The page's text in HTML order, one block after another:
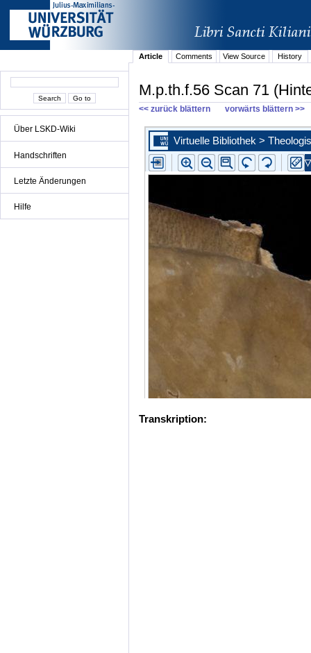
Über LSKD-Wiki
Handschriften
Letzte Änderungen
Hilfe
Article Comments View Source History
M.p.th.f.56 Scan 71
<< zurück blättern vorwärts blättern >>
Transkription: